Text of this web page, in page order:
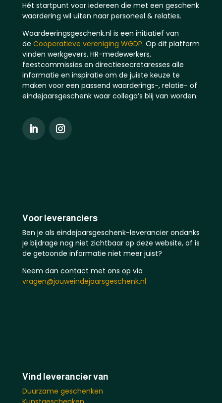
Hét startpunt voor iedereen die met een geschenk
waardering wil uiten naar personeel & relaties.
Waardeeringsgeschenk.nl is een initiatief van
de Coöperatieve vereniging WGDP. Op dit platform
vinden werkgevers, HR-medewerkers,
feestcommissies en directiesecretaresses alle
informatie en inspiratie om de juiste keuze te
maken voor een passend waarderings-, relatie- of
eindejaarsgeschenk waar collega’s blij van worden.
Voor leveranciers
Ben je als eindejaarsgeschenk-leverancier ondanks
je bijdrage nog niet zichtbaar op deze website, of is
de getoonde informatie niet meer juist?
Neem dan contact met ons op via
vragen@jouweindejaarsgeschenk.nl
Vind leverancier van
Duurzame geschenken